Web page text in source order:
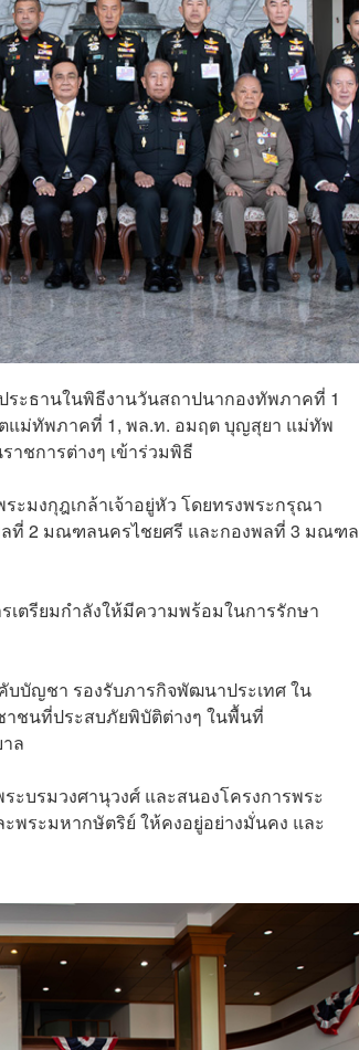
ะธานในพิธีงานวันสถาปนากองทัพภาคที่ 1
แม่ทัพภาคที่ 1, พล.ท. อมฤต บุญสุยา แม่ทัพ
ชการต่างๆ เข้าร่วมพิธี
มงกุฎเกล้าเจ้าอยู่หัว โดยทรงพระกรุณา
ลที่ 2 มณฑลนครไชยศรี และกองพลที่ 3 มณฑล
เตรียมกำลังให้มีความพร้อมในการรักษา
บัญชา รองรับภารกิจพัฒนาประเทศ ใน
ชนที่ประสบภัยพิบัติต่างๆ ในพื้นที่
ล
บรมวงศานุวงศ์ และสนองโครงการพระ
พระมหากษัตริย์ ให้คงอยู่อย่างมั่นคง และ